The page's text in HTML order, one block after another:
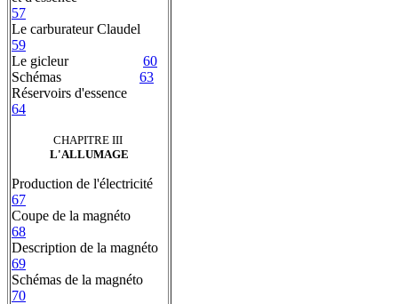
57
Le carburateur Claudel
59
Le gicleur 60
Schémas 63
Réservoirs d'essence
64
CHAPITRE III
L'ALLUMAGE
Production de l'électricité
67
Coupe de la magnéto
68
Description de la magnéto
69
Schémas de la magnéto
70